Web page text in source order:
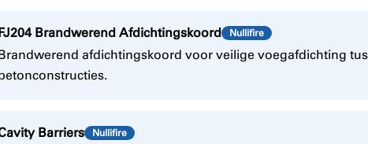
FJ204 Brandwerend Afdichtingskoord Nullifire
afdichtingskoord voor veilige voegafdichting
Barriers Nullifire